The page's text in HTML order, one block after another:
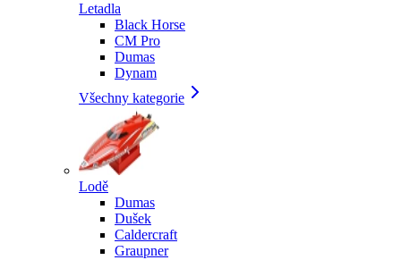
Letadla
Black Horse
CM Pro
Dumas
Dynam
Všechny kategorie
Lodě
Dumas
Dušek
Caldercraft
Graupner